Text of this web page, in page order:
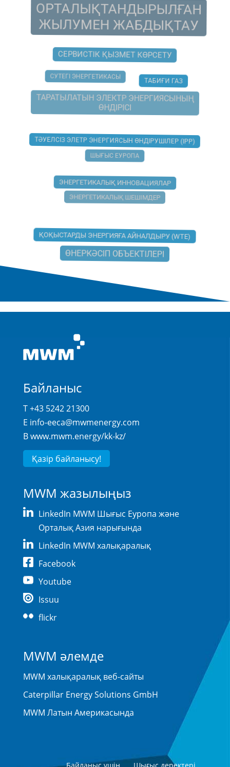
ОРТАЛЫҚТАНДЫРЫЛҒАН
ЖЫЛУМЕН ЖАБДЫҚТАУ
СЕРВИСТІК ҚЫЗМЕТ КӨРСЕТУ
СУТЕГІ ЭНЕРГЕТИКАСЫ
ТАБИҒИ ГАЗ
ТАРАТЫЛАТЫН ЭЛЕКТР ЭНЕРГИЯСЫНЫҢ
ӨНДІРІСІ
ТӘУЕЛСІЗ ЭЛЕТР ЭНЕРГИЯСЫН ӨНДІРУШІЛЕР (IPP)
ШЫҒЫС ЕУРОПА
ЭНЕРГЕТИКАЛЫҚ ИННОВАЦИЯЛАР
ЭНЕРГЕТИКАЛЫҚ ШЕШІМДЕР
ҚОҚЫСТАРДЫ ЭНЕРГИЯҒА АЙНАЛДЫРУ (WTE)
ӨНЕРКӘСІП ОБЪЕКТІЛЕРІ
Байланыс
T +43 5242 21300
E info-eeca@mwmenergy.com
Вwww.mwm.energy/kk-kz/
Қазір байланысу!
MWM жазылыңыз
LinkedIn MWM Шығыс Еуропа және
Орталық Азия нарығында
LinkedIn MWM халықаралық
Facebook
Youtube
Issuu
flickr
MWM әлемде
MWM халықаралық веб-сайты
Caterpillar Energy Solutions GmbH
MWM Латын Америкасында